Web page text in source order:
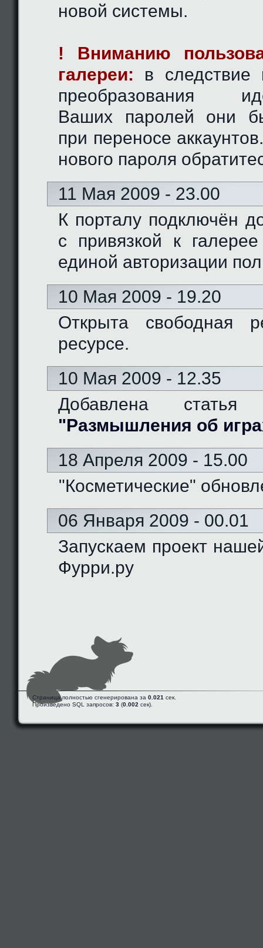
новой системы.
! Вниманию
галереи: в следствие
преобразования
Ваших паролей они
при переносе
нового пароля
11 Мая 2009 - 23.00
К порталу подключён
с привязкой к
единой авторизации
10 Мая 2009 - 19.20
Открыта свободная
ресурсе.
10 Мая 2009 - 12.35
Добавлена
"Размышления об
18 Апреля 2009 - 15.00
"Косметические"
06 Января 2009 - 00.01
Запускаем проект
Фурри.ру
Страница полностью сгенерирована за 0.021 сек.
Произведено SQL запросов: 3 (0.002 сек).